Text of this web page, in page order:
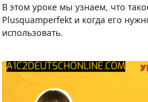
В этом уроке мы узнаем, что
Plusquamperfekt и когда его
использовать.